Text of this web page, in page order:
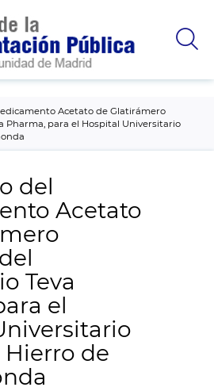
Acetato de Glatirámero
Pharma, para el Hospital Universitario
del
Acetato
Teva
el
de